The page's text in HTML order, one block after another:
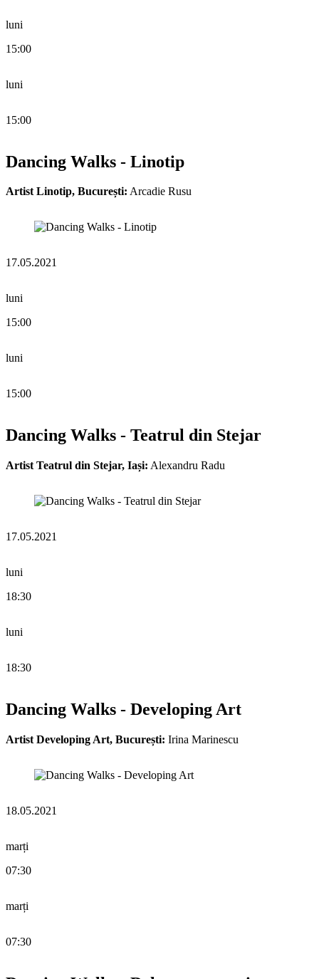
luni
15:00
luni
15:00
Dancing Walks - Linotip
Artist Linotip, București: Arcadie Rusu
17.05.2021
luni
15:00
luni
15:00
Dancing Walks - Teatrul din Stejar
Artist Teatrul din Stejar, Iași: Alexandru Radu
17.05.2021
luni
18:30
luni
18:30
Dancing Walks - Developing Art
Artist Developing Art, București: Irina Marinescu
18.05.2021
marți
07:30
marți
07:30